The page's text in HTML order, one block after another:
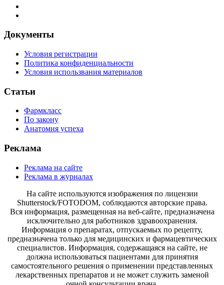
Документы
Условия регистрации
Политика конфиденциальности
Условия использвания материалов
Статьи
Фармкласс
По закону
Анатомия успеха
Реклама
Реклама на сайте
Реклама в журналах
На сайте используются изображения по лицензии
Shutterstock/FOTODOM, соблюдаются авторские права.
Вся информация, размещенная на веб-сайте, предназначена
исключительно для работников здравоохранения.
Информация о препаратах, отпускаемых по рецепту,
предназначена только для медицинских и фармацевтических
специалистов. Информация, содержащаяся на сайте, не
должна использоваться пациентами для принятия
самостоятельного решения о применении представленных
лекарственных препаратов и не может служить заменой